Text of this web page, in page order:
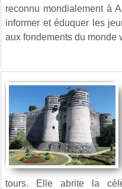
reconnu mondialement à
informer et éduquer les
aux fondements du monde
tours. Elle abrite la